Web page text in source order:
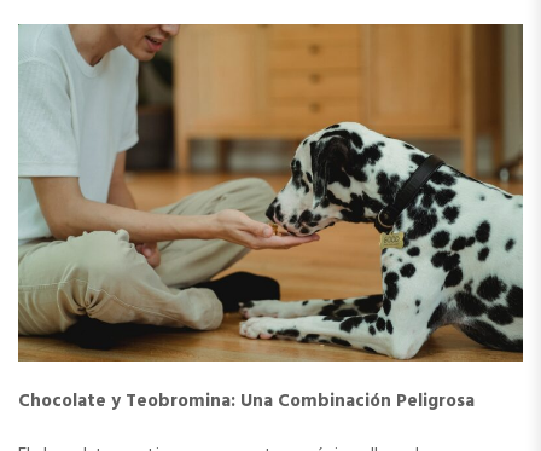
Chocolate y Teobromina: Una Combinación Peligrosa